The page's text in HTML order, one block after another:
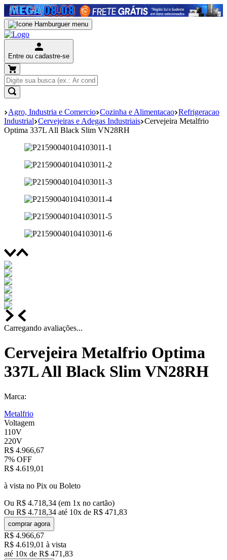
Entre ou cadastre-se
Agro, Industria e Comercio Cozinha e Alimentacao Refrigeracao
Industrial Cervejeiras e Adegas Industriais Cervejeira Metalfrio
Optima 337L All Black Slim VN28RH
Carregando avaliações...
Cervejeira Metalfrio Optima
337L All Black Slim VN28RH
Marca:
Metalfrio
Voltagem
110V
220V
R$ 4.966,67
7% OFF
R$ 4.619,01
à vista no Pix ou Boleto
Ou R$ 4.718,34 (em 1x no cartão)
Ou R$ 4.718,34 até 10x de R$ 471 ,83
comprar agora
R$ 4.966,67
R$ 4.619,01 à vista
até 10x de R$ 471,83